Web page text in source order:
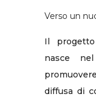
Verso un
Il progetto
nasce
diffusa di